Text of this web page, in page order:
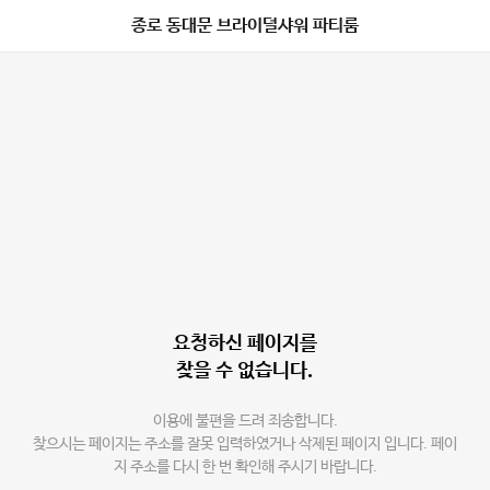
종로 동대문 브라이덜샤워 파티룸
요청하신 페이지를
찾을 수 없습니다.
이용에 불편을 드려 죄송합니다.
찾으시는 페이지는 주소를 잘못 입력하였거나 삭제된 페이지 입니다. 페이
지 주소를 다시 한 번 확인해 주시기 바랍니다.